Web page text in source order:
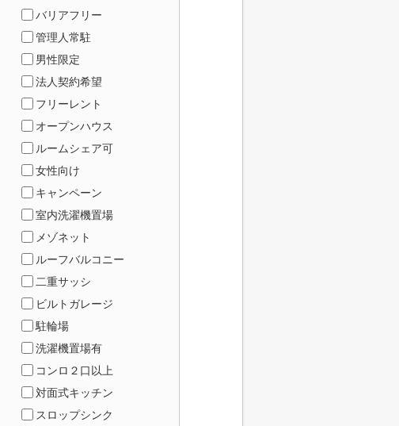
バリアフリー
管理人常駐
男性限定
法人契約希望
フリーレント
オープンハウス
ルームシェア可
女性向け
キャンペーン
室内洗濯機置場
メゾネット
ルーフバルコニー
二重サッシ
ビルトガレージ
駐輪場
洗濯機置場有
コンロ２口以上
対面式キッチン
スロップシンク